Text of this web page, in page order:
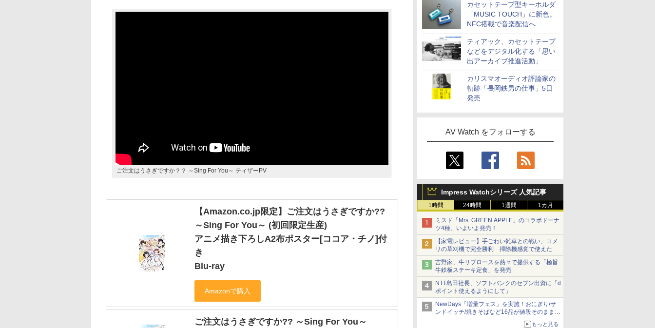
カセットテープ型キーホルダ
「MUSIC TOUCH」に新色。
NFC搭載で音楽配信へ
ティアック、カセットテープ
などをデジタル化する「思い
出アーカイブ推進活動」
カリスマオーディオ評論家の
軌跡「長岡鉄男の仕事」5日
発売
AV Watch をフォローする
Impress Watchシリーズ 人気記事
1時間 24時間 1週間 1カ月
ミスド「Mrs. GREEN APPLE」のコラボドーナ
ツ4種、いよいよ発売！
【家電レビュー】手ごわい雑草との戦い、コメ
リの草刈機で完全勝利 掃除機感覚で使えた
吉野家、牛リブロースを熱々で提供する「極旨
牛鉄板ステーキ定食」を発売
NTT島田社長、ソフトバンクのセブン出資に「d
ポイント使えるようにして」
NewDays「増量フェス」を実施！おにぎり/サ
ンドイッチ/焼きそばなど16品が値段そのままで
もっと見る
ご注文はうさぎですか？？ ～Sing For You～ ティザーPV
【Amazon.co.jp限定】ご注文はうさぎですか??
～Sing For You～ (初回限定生産)
アニメ描き下ろしA2布ポスター[ココア・チノ]付
き
Blu-ray
ご注文はうさぎですか?? ～Sing For You～